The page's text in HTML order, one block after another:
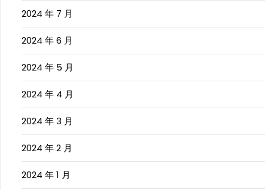
2024 年 7 月
2024 年 6 月
2024 年 5 月
2024 年 4 月
2024 年 3 月
2024 年 2 月
2024 年 1 月